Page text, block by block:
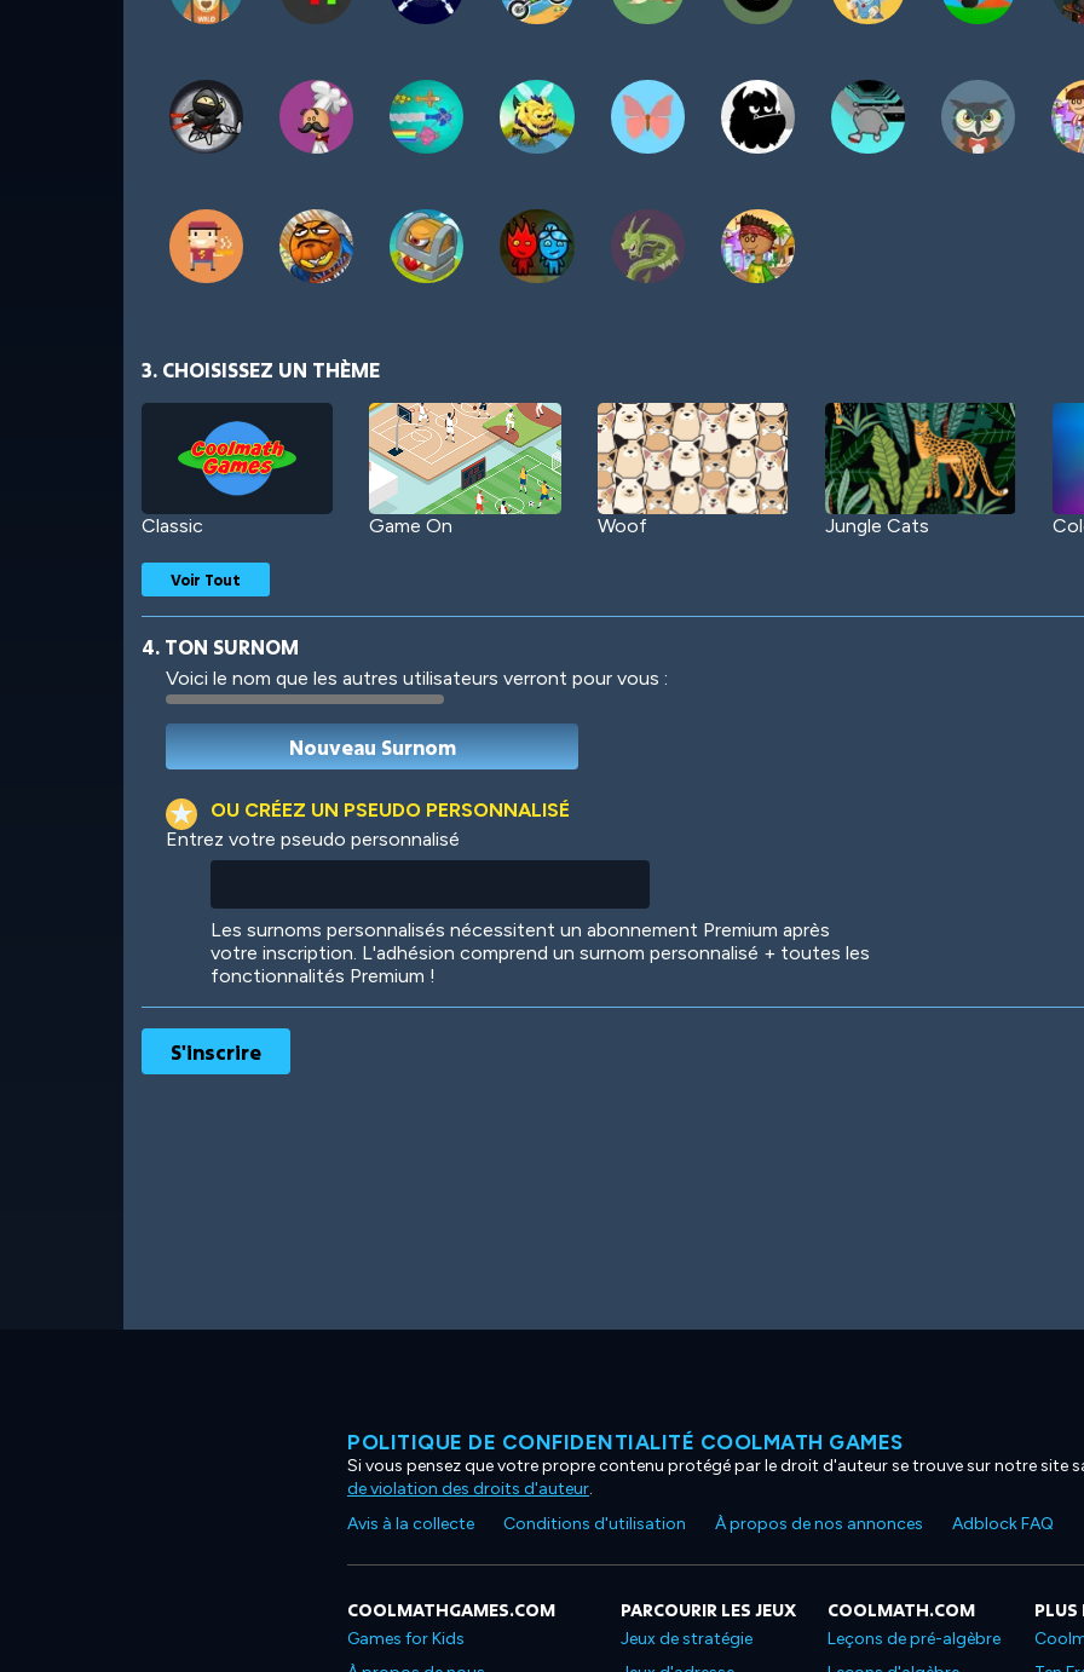
3. CHOISISSEZ UN THÈME
Classic Game On Woof Jungle Cats
Robotic International
Ooh! Aah!
Voir Tout
4. TON SURNOM
Voici le nom que les autres utilisateurs verront pour vous :
OU CRÉEZ UN PSEUDO PERSONNALISÉ
Entrez votre pseudo personnalisé
Les surnoms personnalisés nécessitent un abonnement Premium après
votre inscription. L'adhésion comprend un surnom personnalisé + toutes les
fonctionnalités Premium !
POLITIQUE DE CONFIDENTIALITÉ COOLMATH GAMES
Si vous pensez que votre propre contenu protégé par le droit d'auteur se trouve sur notre site
de violation des droits d'auteur.
Avis à la collecte
Conditions d'utilisation À propos de nos annonces Adblock FAQ
COOLMATHGAMES.COM
Games for Kids
PARCOURIR LES JEUX
Jeux de stratégie
COOLMATH.COM
Leçons de pré-algèbre
PLUS